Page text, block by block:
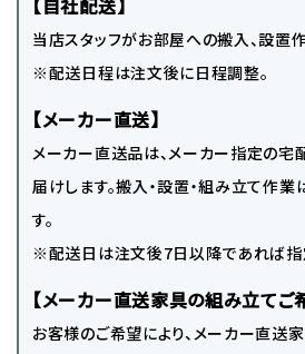
【自社配送】
当店スタッフがお部屋への搬入、設置
※配送日程は注文後に日程調整。
【メーカー直送】
メーカー直送品は、メーカー指定の
届けします。搬入・設置・組み立て作
す。
※配送日は注文後7日以降であれば指
【メーカー直送家具の組み立てご
お客様のご希望により、メーカー直送